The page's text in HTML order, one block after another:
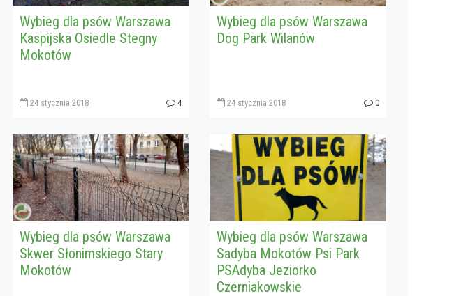
Wybieg dla psów Warszawa
Kaspijska Osiedle Stegny
Mokotów
24 stycznia 2018 4
Wybieg dla psów Warszawa
Dog Park Wilanów
24 stycznia 2018 0
Wybieg dla psów Warszawa
Skwer Słonimskiego Stary
Mokotów
Wybieg dla psów Warszawa
Sadyba Mokotów Psi Park
PSAdyba Jeziorko
Czerniakowskie